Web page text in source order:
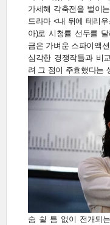
가세해 각축전을 벌이
드라마 <내 뒤에 테리
아)로 시청률 선두를
금은 가벼운 스파이액
심각한 경쟁작들과 비
려 그 점이 주효했다는
숨 쉴 틈 없이 전개되